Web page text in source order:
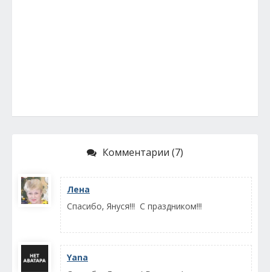
Комментарии (7)
Лена
Спасибо, Януся!!! С праздником!!!
Yana